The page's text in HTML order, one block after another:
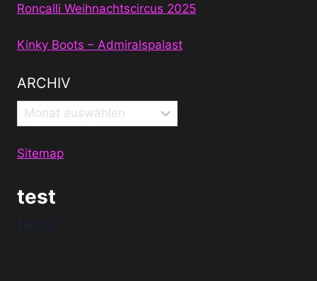
Roncalli Weihnachtscircus 2025
Kinky Boots – Admiralspalast
ARCHIV
Archiv
Sitemap
test